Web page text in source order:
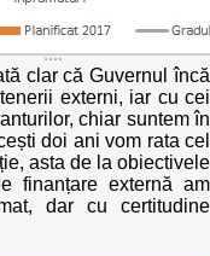
clar că Guvernul încă
externi, iar cu cei
chiar suntem în
doi ani vom rata cel
asta de la obiectivele
finanțare externă am
dar cu certitudine